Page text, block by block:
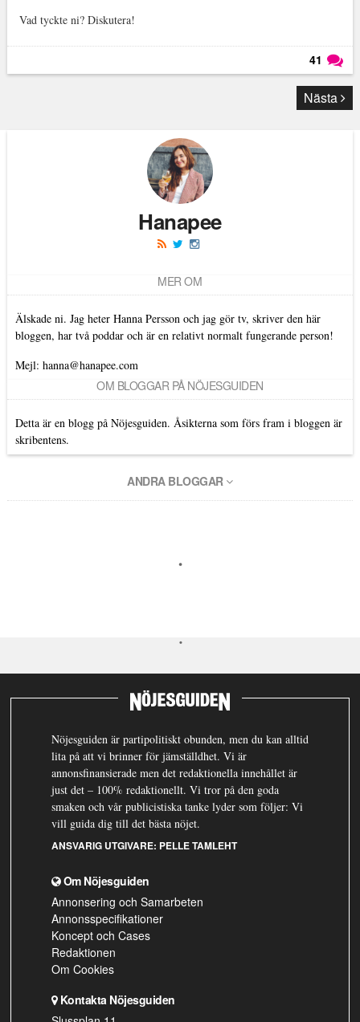
Vad tyckte ni? Diskutera!
41
Läs kommentarer (41)
Nästa
Hanapee
MER OM
Älskade ni. Jag heter Hanna Persson och jag gör tv, skriver den här
bloggen, har två poddar och är en relativt normalt fungerande person!
Mejl: hanna@hanapee.com
OM BLOGGAR PÅ NÖJESGUIDEN
Detta är en blogg på Nöjesguiden. Åsikterna som förs fram i bloggen är
skribentens.
ANDRA BLOGGAR
Nöjesguiden är partipolitiskt obunden, men du kan alltid
lita på att vi brinner för jämställdhet. Vi är
annonsfinansierade men det redaktionella innehållet är
just det – 100% redaktionellt. Vi tror på den goda
smaken och vår publicistiska tanke lyder som följer: Vi
vill guida dig till det bästa nöjet.
ANSVARIG UTGIVARE: PELLE TAMLEHT
Om Nöjesguiden
Annonsering och Samarbeten
Annonsspecifikationer
Koncept och Cases
Redaktionen
Om Cookies
Kontakta Nöjesguiden